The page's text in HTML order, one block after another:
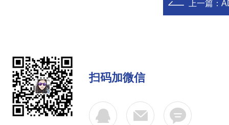
上一篇：
扫码加微信